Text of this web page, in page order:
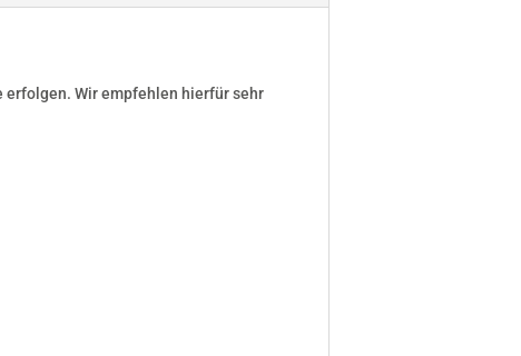
Wir empfehlen hierfür sehr